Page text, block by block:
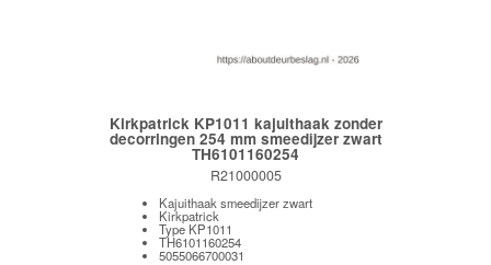
Kirkpatrick KP1011 kajuithaak zonder
decorringen 254 mm smeedijzer zwart
TH6101160254
R21000005
Kajuithaak smeedijzer zwart
Kirkpatrick
Type KP1011
TH6101160254
5055066700031